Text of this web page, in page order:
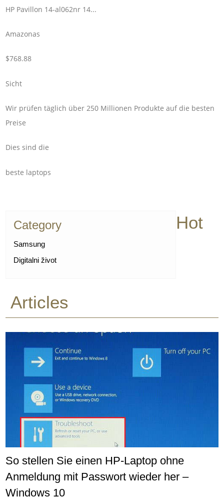
HP Pavillon 14-al062nr 14...
Amazonas
$768.88
Sicht
Wir prüfen täglich über 250 Millionen Produkte auf die besten
Preise
Dies sind die
beste laptops
Category
Samsung
Digitalni život
Hot
Articles
So stellen Sie einen HP-Laptop ohne
Anmeldung mit Passwort wieder her –
Windows 10